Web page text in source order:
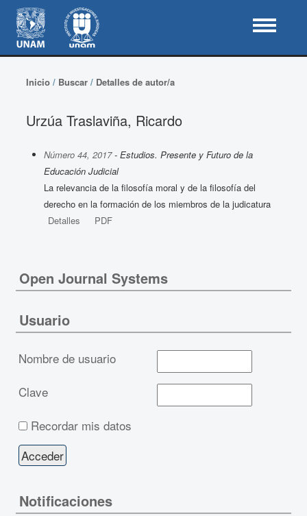
Inicio/ Buscar/ Detalles de autor/a
Urzúa Traslaviña, Ricardo
Número 44, 2017- Estudios. Presente y Futuro de la
Educación Judicial
La relevancia de la filosofía moral y de la filosofía del
derecho en la formación de los miembros de la judicatura
Detalles
PDF
Open Journal Systems
Usuario
Nombre de usuario
Clave
Recordar mis datos
Notificaciones